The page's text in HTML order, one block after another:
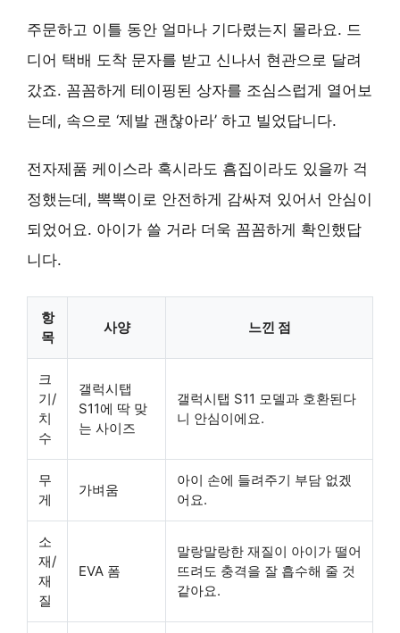
주문하고 이틀 동안 얼마나 기다렸는지 몰라요. 드
디어 택배 도착 문자를 받고 신나서 현관으로 달려
갔죠. 꼼꼼하게 테이핑된 상자를 조심스럽게 열어보
는데, 속으로 ‘제발 괜찮아라’ 하고 빌었답니다.
전자제품 케이스라 혹시라도 흠집이라도 있을까 걱
정했는데, 뽁뽁이로 안전하게 감싸져 있어서 안심이
되었어요. 아이가 쓸 거라 더욱 꼼꼼하게 확인했답
니다.
항
목
사양 느낀 점
크
기/
치
수
갤럭시탭
S11에 딱 맞
는 사이즈
갤럭시탭 S11 모델과 호환된다
니 안심이에요.
무
게
가벼움
아이 손에 들려주기 부담 없겠
어요.
소
재/
재
질
EVA 폼
말랑말랑한 재질이 아이가 떨어
뜨려도 충격을 잘 흡수해 줄 것
같아요.